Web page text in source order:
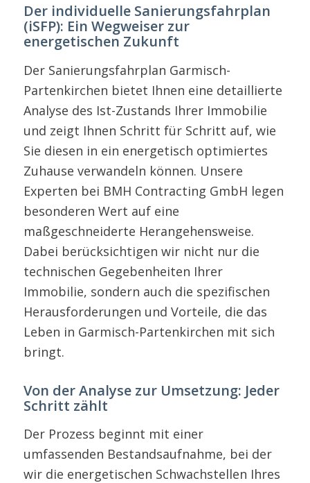
Der individuelle Sanierungsfahrplan
(iSFP): Ein Wegweiser zur
energetischen Zukunft
Der Sanierungsfahrplan Garmisch-
Partenkirchen bietet Ihnen eine detaillierte
Analyse des Ist-Zustands Ihrer Immobilie
und zeigt Ihnen Schritt für Schritt auf, wie
Sie diesen in ein energetisch optimiertes
Zuhause verwandeln können. Unsere
Experten bei BMH Contracting GmbH legen
besonderen Wert auf eine
maßgeschneiderte Herangehensweise.
Dabei berücksichtigen wir nicht nur die
technischen Gegebenheiten Ihrer
Immobilie, sondern auch die spezifischen
Herausforderungen und Vorteile, die das
Leben in Garmisch-Partenkirchen mit sich
bringt.
Von der Analyse zur Umsetzung: Jeder
Schritt zählt
Der Prozess beginnt mit einer
umfassenden Bestandsaufnahme, bei der
wir die energetischen Schwachstellen Ihres